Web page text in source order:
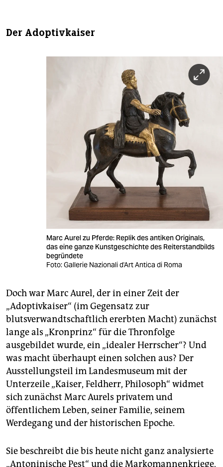
Der Adoptivkaiser
Marc Aurel zu Pferde: Replik des antiken Originals,
das eine ganze Kunstgeschichte des Reiterstandbilds
begründete
Foto: Gallerie Nazionali d'Art Antica di Roma
Doch war Marc Aurel, der in einer Zeit der
„Adoptivkaiser“ (im Gegensatz zur
blutsverwandtschaftlich ererbten Macht) zunächst
lange als „Kronprinz“ für die Thronfolge
ausgebildet wurde, ein „idealer Herrscher“? Und
was macht überhaupt einen solchen aus? Der
Ausstellungsteil im Landesmuseum mit der
Unterzeile „Kaiser, Feldherr, Philosoph“ widmet
sich zunächst Marc Aurels privatem und
öffentlichem Leben, seiner Familie, seinem
Werdegang und der historischen Epoche.
Sie beschreibt die bis heute nicht ganz analysierte
„Antoninische Pest“ und die Markomannenkriege,